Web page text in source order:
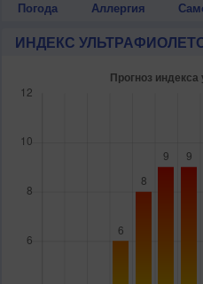
Погода Аллергия
ИНДЕКС